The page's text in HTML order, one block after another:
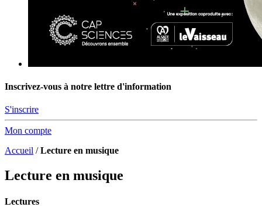
Inscrivez-vous à notre lettre d'information
S'inscrire
Mon compte
Accueil /Lecture en musique
Lecture en musique
Lectures